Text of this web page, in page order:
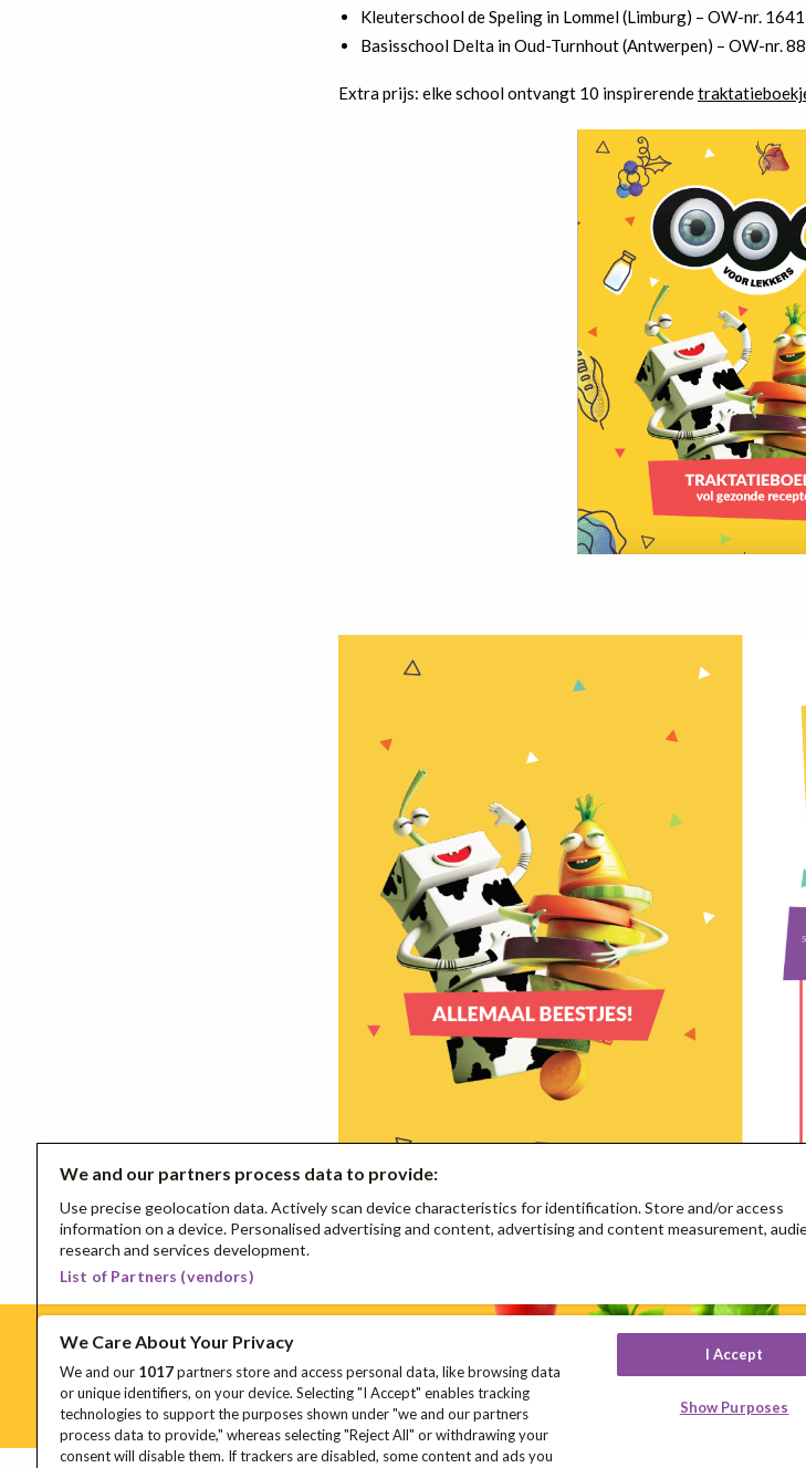
Kleuterschool de Speling in Lommel (Limburg) – OW-nr.
Basisschool Delta in Oud-Turnhout (Antwerpen) – OW-nr.
Extra prijs: elke school ontvangt 10 inspirerende
Traktatieboekje voorbeeld
Schrijf je in voor onze nieuwsbrief
We and our partners process data to provide:
Use precise geolocation data. Actively scan device characteristics for identification. Store and/or access
information on a device. Personalised advertising and content, advertising and content measurement,
research and services development.
List of Partners (vendors)
We Care About Your Privacy
We and our 1017partners store and access personal data, like browsing data
or unique identifiers, on your device. Selecting "I Accept" enables tracking
technologies to support the purposes shown under "we and our partners
process data to provide," whereas selecting "Reject All" or withdrawing your
consent will disable them. If trackers are disabled, some content and ads you
I Accept
Show Purposes